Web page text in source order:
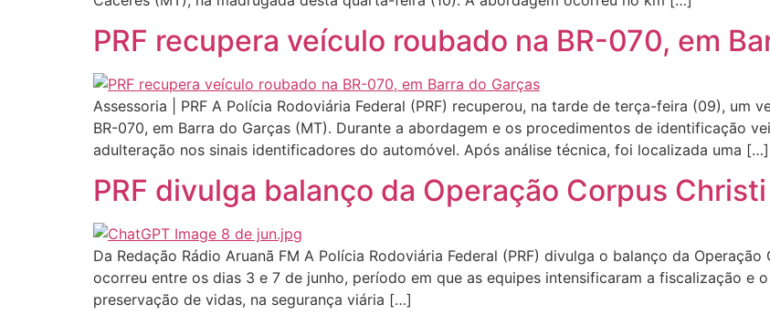
PRF recupera veículo roubado na BR-070, em
Assessoria | PRF A Polícia Rodoviária Federal (PRF) recuperou, na tarde de terça-feira (09),
BR-070, em Barra do Garças (MT). Durante a abordagem e os procedimentos de identificação
adulteração nos sinais identificadores do automóvel. Após análise técnica, foi localizada uma […]
PRF divulga balanço da Operação Corpus
Da Redação Rádio Aruanã FM A Polícia Rodoviária Federal (PRF) divulga o balanço da
ocorreu entre os dias 3 e 7 de junho, período em que as equipes intensificaram a fiscalização e
preservação de vidas, na segurança viária […]